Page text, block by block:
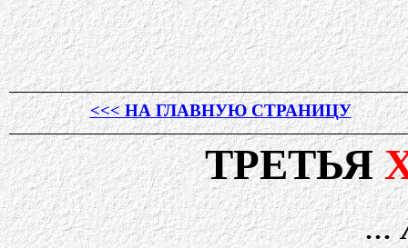
<<< НА ГЛАВНУЮ СТРАНИЦУ
ТРЕТЬЯ
...